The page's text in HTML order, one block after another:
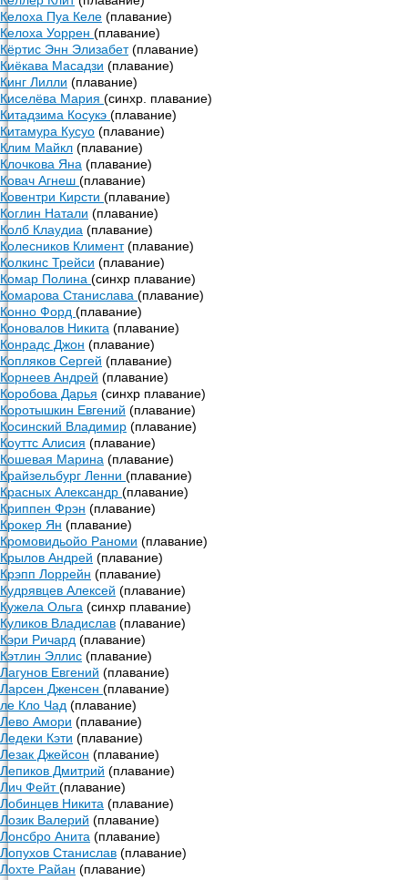
Келоха Пуа Келе (плавание)
Келоха Уоррен (плавание)
Кёртис Энн Элизабет(плавание)
Киёкава Масадзи (плавание)
Кинг Лилли (плавание)
Киселёва Мария (синхр. плавание)
Китадзима Косукэ (плавание)
Китамура Кусуо (плавание)
Клим Майкл (плавание)
Клочкова Яна (плавание)
Ковач Агнеш (плавание)
Ковентри Кирсти (плавание)
Коглин Натали (плавание)
Колб Клаудиа (плавание)
Колесников Климент(плавание)
Колкинс Трейси (плавание)
Комар Полина (синхр плавание)
Комарова Станислава (плавание)
Конно Форд (плавание)
Коновалов Никита (плавание)
Конрадс Джон (плавание)
Копляков Сергей (плавание)
Корнеев Андрей (плавание)
Коробова Дарья (синхр плавание)
Коротышкин Евгений (плавание)
Косинский Владимир (плавание)
Коуттс Алисия (плавание)
Кошевая Марина (плавание)
Крайзельбург Ленни (плавание)
Красных Александр (плавание)
Криппен Фрэн (плавание)
Крокер Ян (плавание)
Кромовидьойо Раноми (плавание)
Крылов Андрей (плавание)
Крэпп Лоррейн (плавание)
Кудрявцев Алексей (плавание)
Кужела Ольга (синхр плавание)
Куликов Владислав (плавание)
Кэри Ричард (плавание)
Кэтлин Эллис (плавание)
Лагунов Евгений (плавание)
Ларсен Дженсен (плавание)
ле Кло Чад (плавание)
Лево Амори (плавание)
Ледеки Кэти (плавание)
Лезак Джейсон (плавание)
Лепиков Дмитрий (плавание)
Лич Фейт(плавание)
Лобинцев Никита (плавание)
Лозик Валерий (плавание)
Лонсбро Анита (плавание)
Лопухов Станислав (плавание)
Лохте Райан (плавание)